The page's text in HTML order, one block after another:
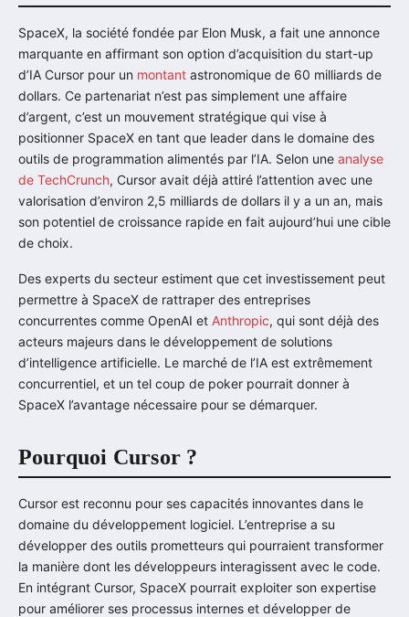
SpaceX, la société fondée par Elon Musk, a fait une annonce
marquante en affirmant son option d’acquisition du start-up
d’IA Cursor pour un montant astronomique de 60 milliards de
dollars. Ce partenariat n’est pas simplement une affaire
d’argent, c’est un mouvement stratégique qui vise à
positionner SpaceX en tant que leader dans le domaine des
outils de programmation alimentés par l’IA. Selon une analyse
de TechCrunch, Cursor avait déjà attiré l’attention avec une
valorisation d’environ 2,5 milliards de dollars il y a un an, mais
son potentiel de croissance rapide en fait aujourd’hui une cible
de choix.
Des experts du secteur estiment que cet investissement peut
permettre à SpaceX de rattraper des entreprises
concurrentes comme OpenAI et Anthropic, qui sont déjà des
acteurs majeurs dans le développement de solutions
d’intelligence artificielle. Le marché de l’IA est extrêmement
concurrentiel, et un tel coup de poker pourrait donner à
SpaceX l’avantage nécessaire pour se démarquer.
Pourquoi Cursor ?
Cursor est reconnu pour ses capacités innovantes dans le
domaine du développement logiciel. L’entreprise a su
développer des outils prometteurs qui pourraient transformer
la manière dont les développeurs interagissent avec le code.
En intégrant Cursor, SpaceX pourrait exploiter son expertise
pour améliorer ses processus internes et développer de